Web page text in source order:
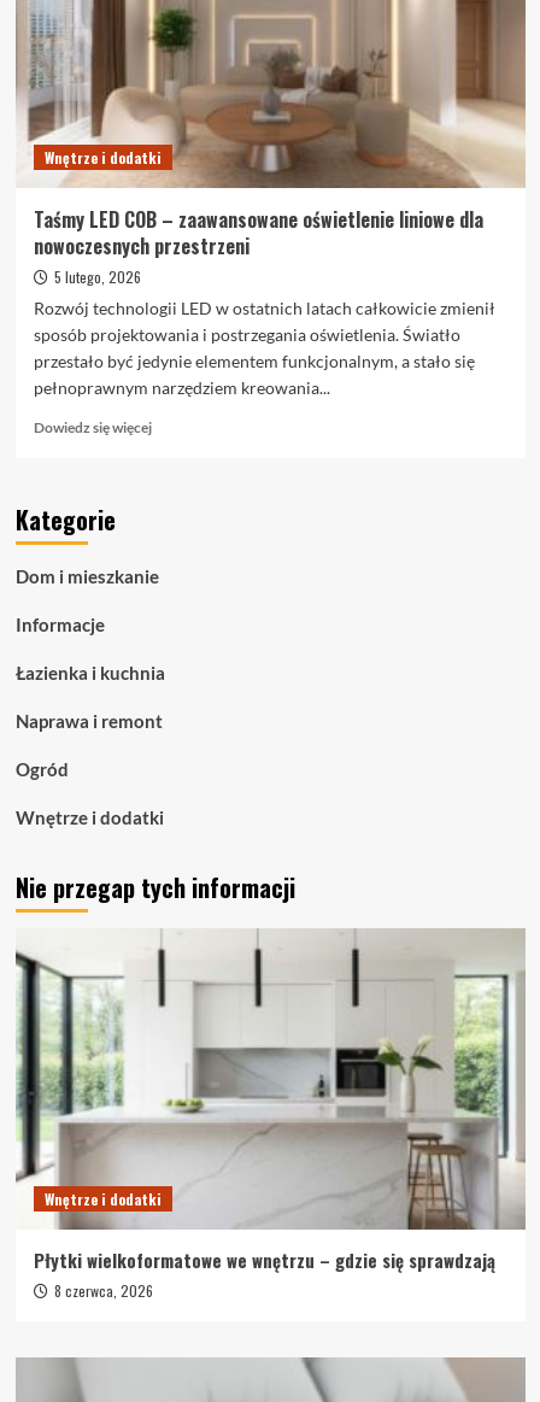
mieszkania:
przewodnik
po
kroku
Wnętrze i dodatki
Taśmy LED COB – zaawansowane oświetlenie liniowe dla
nowoczesnych przestrzeni
5 lutego, 2026
Rozwój technologii LED w ostatnich latach całkowicie zmienił
sposób projektowania i postrzegania oświetlenia. Światło
przestało być jedynie elementem funkcjonalnym, a stało się
pełnoprawnym narzędziem kreowania...
Dowiedz się więcejDowiedz
–
dla
przestrzeni
Kategorie
Dom i mieszkanie
Informacje
Łazienka i kuchnia
Naprawa i remont
Ogród
Wnętrze i dodatki
Nie przegap tych informacji
Wnętrze i dodatki
Płytki wielkoformatowe we wnętrzu – gdzie się sprawdzają
8 czerwca, 2026